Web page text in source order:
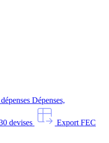
Dépenses,
devises
Export FEC